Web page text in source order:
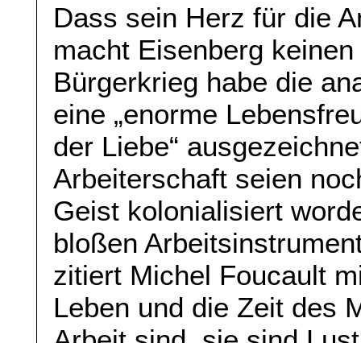
Dass sein Herz für die
macht Eisenberg
Bürgerkrieg habe die
eine „enorme
der Liebe“
Arbeiterschaft seien
Geist kolonialisiert
bloßen
zitiert Michel Foucault
Leben und die Zeit des